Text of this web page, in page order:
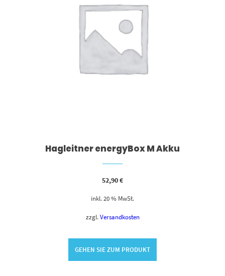
Hagleitner energyBox M Akku
52,90€
inkl. 20 % MwSt.
zzgl. Versandkosten
GEHEN SIE ZUM PRODUKT